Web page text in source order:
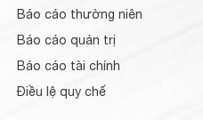
Báo cáo thường niên
Báo cáo quản trị
Báo cáo tài chính
Điều lệ quy chế